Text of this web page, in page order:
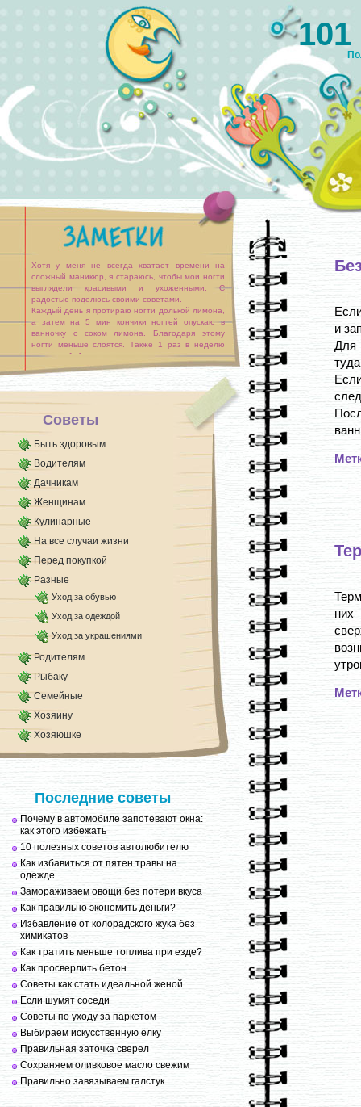
Хотя у меня не всегда хватает времени на
сложный маникюр, я стараюсь, чтобы мои ногти
выглядели красивыми и ухоженными. С
радостью поделюсь своими советами.
Каждый день я протираю ногти долькой лимона,
а затем на 5 мин кончики ногтей опускаю в
ванночку с соком лимона. Благодаря этому
ногти меньше слоятся. Также 1 раз в неделю
втираю в [...]
Советы
Быть здоровым
Водителям
Дачникам
Женщинам
Кулинарные
На все случаи жизни
Перед покупкой
Разные
Уход за обувью
Уход за одеждой
Уход за украшениями
Родителям
Рыбаку
Семейные
Хозяину
Хозяюшке
Последние советы
Почему в автомобиле запотевают окна:
как этого избежать
10 полезных советов автолюбителю
Как избавиться от пятен травы на
одежде
Замораживаем овощи без потери вкуса
Как правильно экономить деньги?
Избавление от колорадского жука без
химикатов
Как тратить меньше топлива при езде?
Как просверлить бетон
Советы как стать идеальной женой
Если шумят соседи
Советы по уходу за паркетом
Выбираем искусственную ёлку
Правильная заточка сверел
Сохраняем оливковое масло свежим
Правильно завязываем галстук
и
Для
них